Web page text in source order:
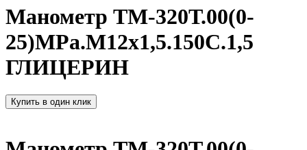
Манометр ТМ-320Т.00(0-
25)MPa.М12х1,5.150С.1,5
ГЛИЦЕРИН
Купить в один клик